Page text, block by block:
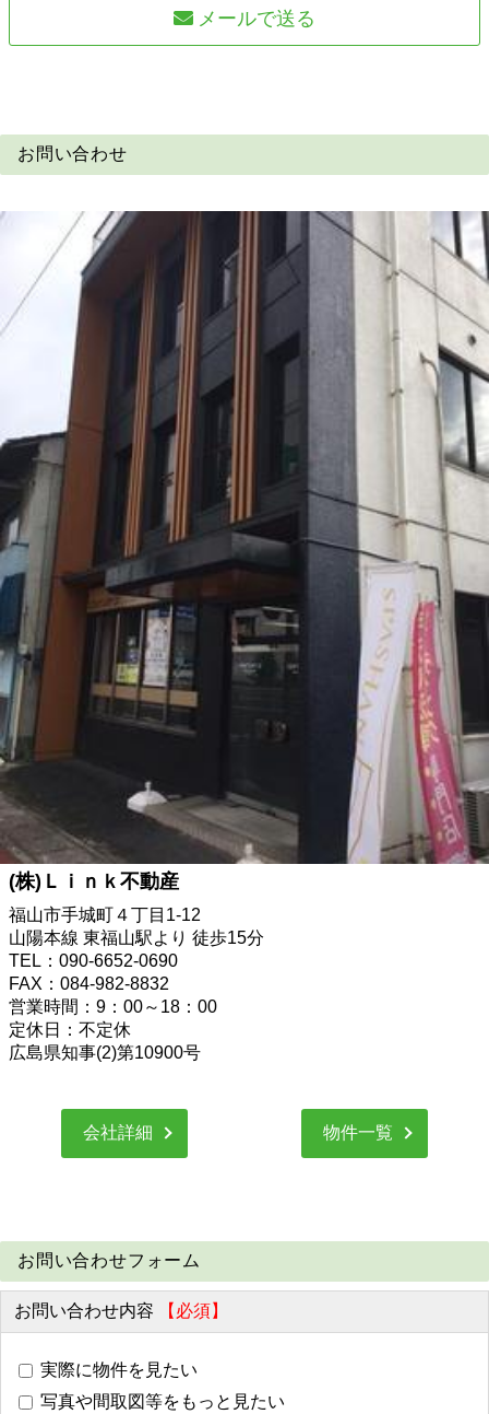
メールで送る
お問い合わせ
(株)Ｌｉｎｋ不動産
福山市手城町４丁目1-12
山陽本線 東福山駅より 徒歩15分
TEL：090-6652-0690
FAX：084-982-8832
営業時間：9：00～18：00
定休日：不定休
広島県知事(2)第10900号
会社詳細 物件一覧
お問い合わせフォーム
お問い合わせ内容 【必須】
実際に物件を見たい
写真や間取図等をもっと見たい